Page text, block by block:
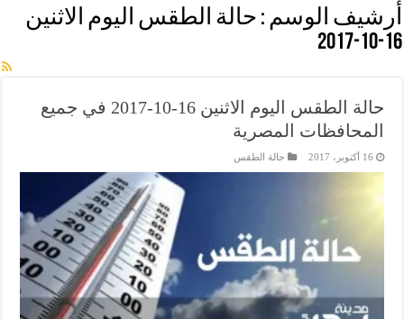
أرشيف الوسم : حالة الطقس اليوم الاثنين
16-10-2017
حالة الطقس اليوم الاثنين 16-10-2017 في جميع
المحافظات المصرية
16 أكتوبر، 2017 حالة الطقس